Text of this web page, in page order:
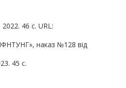
46 с. URL:
ІФНТУНГ», наказ №128 від
45 с.